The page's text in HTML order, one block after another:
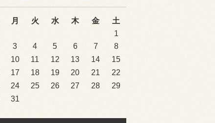
月 火 水 木 金
土
1
3 4 5 6 7
8
10 11 12 13 14
15
17 18 19 20 21
22
24 25 26 27 28
29
31